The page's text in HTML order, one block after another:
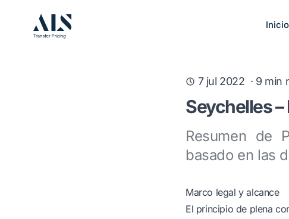
Inicio
7 jul 2022 · 9 min
Seychelles
Resumen de
basado en las
Marco legal y alcance
El principio de plena